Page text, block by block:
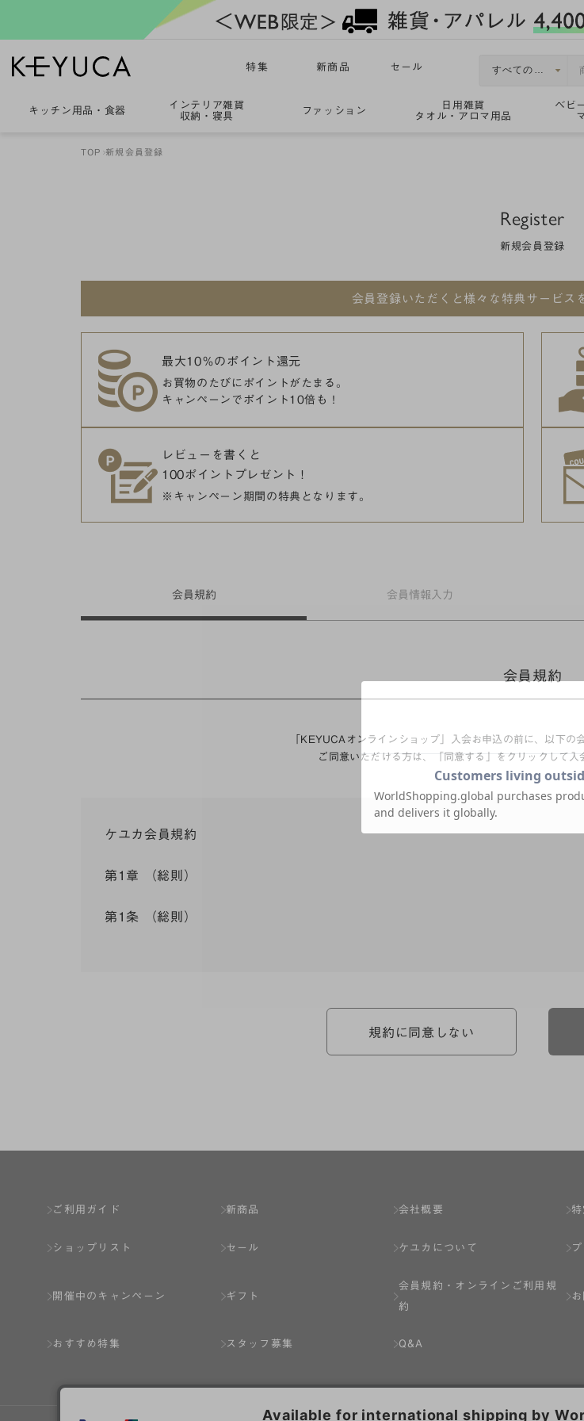
特集 新商品 セール
キッチン用品 ・ 食器
インテリア雑貨
収納・寝具
ファッション
日用雑貨
タオル・アロマ用品
ベビ
TOP 新規会員登録
Register
新規会員登録
会員登録いただくと様々な特典サービス
最大10％のポイント還元
お買物のたびにポイントがたまる。
キャンペーンでポイント10倍も！
レビューを書くと
100ポイントプレゼント！
※キャンペーン期間の特典となります。
会員 規約 会員情報 入力
会員規約
「KEYUCAオンラインショップ」入会お申込の前に、以下の
ご同意いただける方は、「同意する」をクリックして入
ケユカ会員規約
第1章 （総則）
第1条 （総則）
ら個別規定はその名称のいかんに関わらず、本規約の一部を構成するものとします。
本規約の定めが前項の個別規定の定めと矛盾する場合には、個別規定において特段の定めなき
1.会員の登録は、弊社所定の情報を、インターネット上のページへの入力、または弊社が別
2.会員登録は、一人につき１アカウントのみとします。一人で２アカウント以上を登録したと
3.前項の定めの他、弊社は、会員登録した方が以下の各号のいずれかの事由に該当する場合は
（1） 本規約違反により、会員登録の抹消等の処分を受けている場合。
（2） 会員登録の申請に虚偽の事項が含まれている場合。
規約に同意しない
ご利用ガイド
ショップリスト
開催中のキャンペーン
おすすめ特集
新商品
セール
ギフト
スタッフ募集
会社概要
ケユカについて
会員規約・
オンラインご利用規
約
Q&A